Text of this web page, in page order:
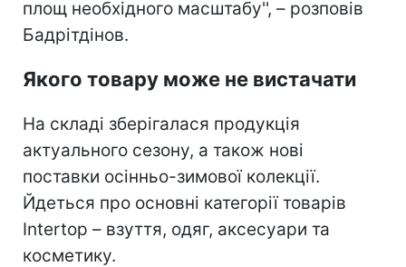
площ необхідного масштабу'', – розповів
Бадрітдінов.
Якого товару може не вистачати
На складі зберігалася продукція
актуального сезону, а також нові
поставки осінньо-зимової колекції.
Йдеться про основні категорії товарів
Intertop – взуття, одяг, аксесуари та
косметику.